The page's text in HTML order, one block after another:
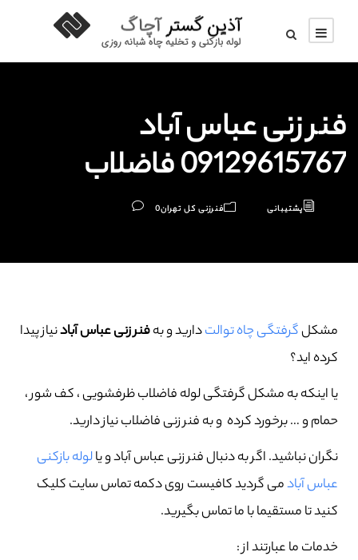
فنر زنی عباس آباد
09129615767 فاضلاب
پشتیبانی فنرزنی کل تهران0
مشکلگرفتگی چاه توالتدارید و بهفنر زنی عباس آبادنیاز پیدا
کرده اید؟
یا اینکه به مشکل گرفتگی لوله فاضلاب ظرفشویی ، کف شور ،
حمام و … برخورد کرده و به فنر زنی فاضلاب نیاز دارید.
نگران نباشید. اگر به دنبال فنر زنی عباس آباد و یالوله بازکنی
عباس آبادمی گردید کافیست روی دکمه تماس سایت کلیک
کنید تا مستقیما با ما تماس بگیرید.
خدمات ما عبارتند از :